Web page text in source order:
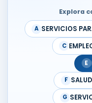
Explora
A SERVICIOS
C
E
F
G